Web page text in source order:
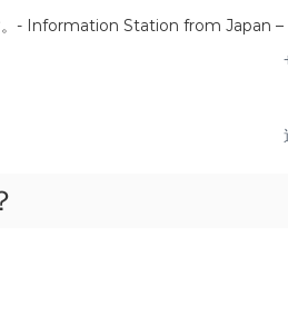
。- Information Station from Japan –